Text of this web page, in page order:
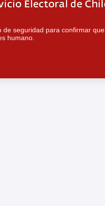
de seguridad para confirmar que
humano.